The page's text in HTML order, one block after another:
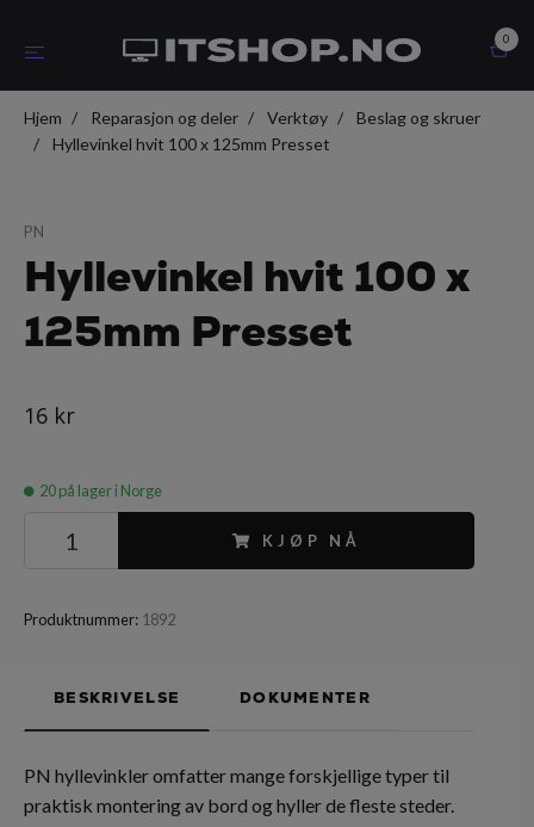
0
Hjem Reparasjon og deler Verktøy
Beslag og skruer
Hyllevinkel hvit 100 x 125mm Presset
PN
Hyllevinkel hvit 100 x
125mm Presset
16 kr
20på lager i Norge
KJØP NÅ
Produktnummer: 1892
BESKRIVELSE DOKUMENTER
PN hyllevinkler omfatter mange forskjellige typer til
praktisk montering av bord og hyller de fleste steder.